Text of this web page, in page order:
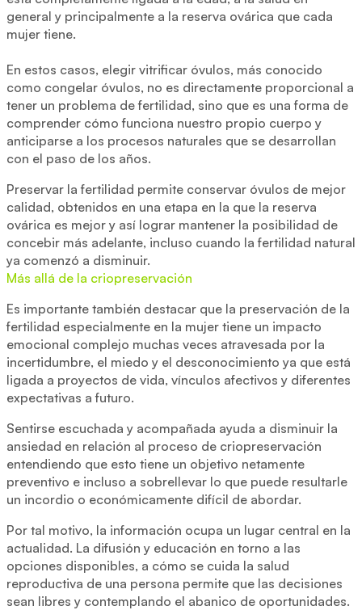
general y principalmente a la reserva ovárica que cada
mujer tiene.
En estos casos, elegir vitrificar óvulos, más conocido
como congelar óvulos, no es directamente proporcional a
tener un problema de fertilidad, sino que es una forma de
comprender cómo funciona nuestro propio cuerpo y
anticiparse a los procesos naturales que se desarrollan
con el paso de los años.
Preservar la fertilidad permite conservar óvulos de mejor
calidad, obtenidos en una etapa en la que la reserva
ovárica es mejor y así lograr mantener la posibilidad de
concebir más adelante, incluso cuando la fertilidad natural
ya comenzó a disminuir.
Más allá de la criopreservación
Es importante también destacar que la preservación de la
fertilidad especialmente en la mujer tiene un impacto
emocional complejo muchas veces atravesada por la
incertidumbre, el miedo y el desconocimiento ya que está
ligada a proyectos de vida, vínculos afectivos y diferentes
expectativas a futuro.
Sentirse escuchada y acompañada ayuda a disminuir la
ansiedad en relación al proceso de criopreservación
entendiendo que esto tiene un objetivo netamente
preventivo e incluso a sobrellevar lo que puede resultarle
un incordio o económicamente difícil de abordar.
Por tal motivo, la información ocupa un lugar central en la
actualidad. La difusión y educación en torno a las
opciones disponibles, a cómo se cuida la salud
reproductiva de una persona permite que las decisiones
sean libres y contemplando el abanico de oportunidades.